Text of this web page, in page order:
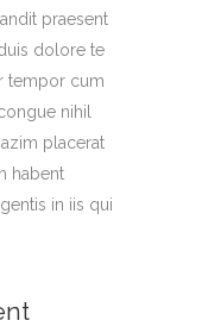
praesent
dolore te
tempor cum
nihil
placerat
habent
in iis qui